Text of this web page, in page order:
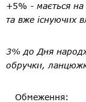
+5% - мається
та вже існуючих
3% до Дня
обручки,
Обмеження: